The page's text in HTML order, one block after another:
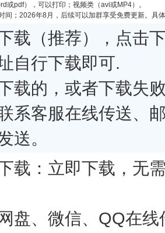
或pdf），可以打印；视频类（avi或MP4）。
间；2026年8月，后续可以加群享受免费更新。具
载（推荐），点击
自行下载即可.
载的，或者下载失
系客服在线传送、
送。
载：立即下载，无
盘、微信、QQ在线